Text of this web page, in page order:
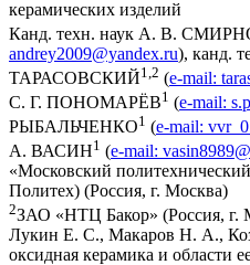
керамических изделий
Канд. техн. наук А. В.
andrey2009@yandex.ru), канд.
ТАРАСОВСКИЙ1,2 (е-mail:
С. Г. ПОНОМАРЁВ1 (е-mail:
РЫБАЛЬЧЕНКО1 (е-mail:
А. ВАСИН1 (е-mail:
«Московский
Политех) (Россия, г. Москва)
2ЗАО «НТЦ Бакор» (Россия, г.
Лукин Е. С., Макаров Н. А.,
оксидная керамика и области